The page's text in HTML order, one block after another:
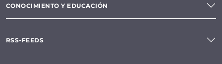
CONOCIMIENTO Y EDUCACIÓN
RSS-FEEDS